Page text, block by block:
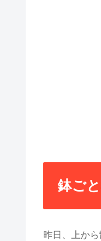
鉢ご
昨日、上か